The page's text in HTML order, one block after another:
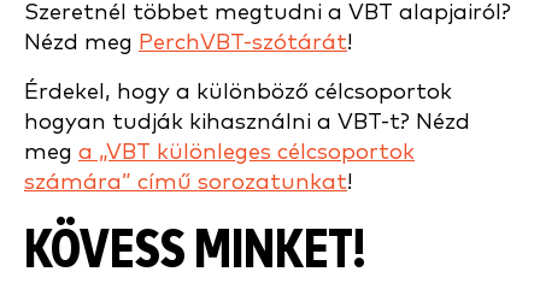
Szeretnél többet megtudni a VBT alapjairól?
Nézd meg PerchVBT-szótárát!
Érdekel, hogy a különböző célcsoportok
hogyan tudják kihasználni a VBT-t? Nézd
meg a „VBT különleges célcsoportok
számára” című sorozatunkat!
KÖVESS MINKET!